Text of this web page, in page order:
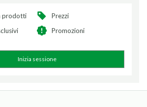
prodotti
Prezzi
Promozioni
Inizia sessione